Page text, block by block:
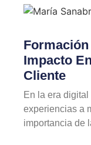
Impacto
Cliente
En la era
experiencias a
importancia de